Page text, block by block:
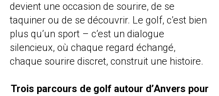
devient une occasion de sourire, de se
taquiner ou de se découvrir. Le golf, c’est bien
plus qu’un sport – c’est un dialogue
silencieux, où chaque regard échangé,
chaque sourire discret, construit une histoire.
Trois parcours de golf autour d’Anvers pour